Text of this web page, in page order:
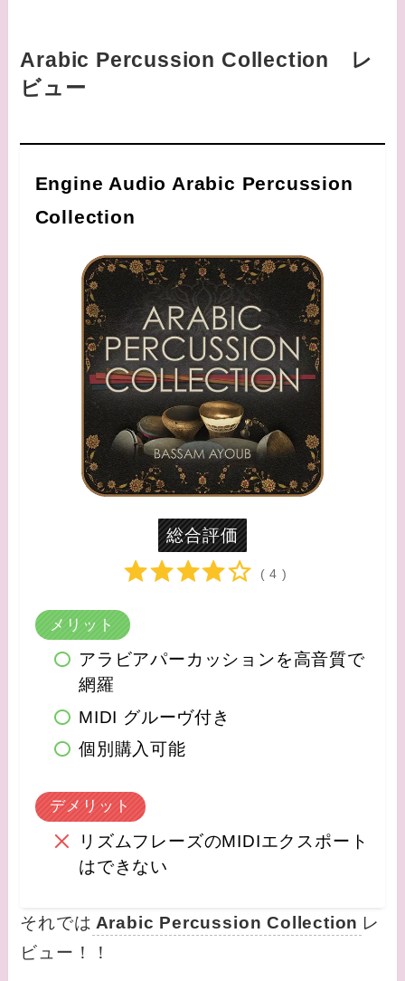
Arabic Percussion Collection レ
ビュー
Engine Audio Arabic Percussion
Collection
総合評価
( 4 )
メリット
アラビアパーカッションを高音質で
網羅
MIDI グルーヴ付き
個別購入可能
デメリット
リズムフレーズのMIDIエクスポート
はできない
それでは Arabic Percussion Collection レ
ビュー！！